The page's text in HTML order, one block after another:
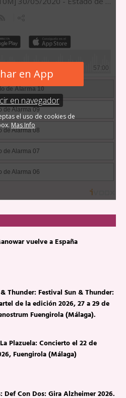
vuelve a España
Thunder: Festival Sun & Thunder:
de la edición 2026, 27 a 29 de
Fuengirola (Málaga).
Plazuela: Concierto el 22 de
Fuengirola (Málaga)
Def Con Dos: Gira Alzheimer 2026.